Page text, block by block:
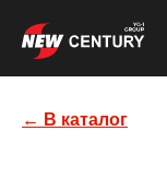
← В каталог